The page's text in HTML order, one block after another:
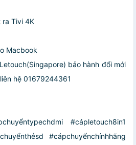
ra Tivi 4K
Macbook
bảo hành đổi mới
hệ 01679244361
#cápletouch8in1
#cápchuyểnchínhhãng